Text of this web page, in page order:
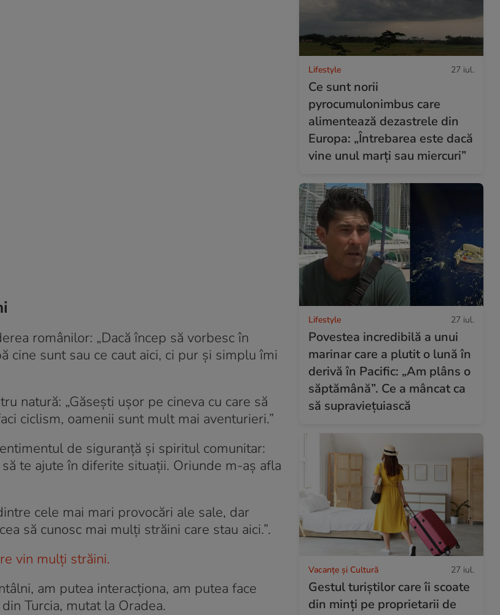
românilor: „Dacă încep să vorbesc în
cine sunt sau ce caut aici, ci pur şi simplu îmi
natură: „Găseşti uşor pe cineva cu care să
ciclism, oamenii sunt mult mai aventurieri.”
de siguranță și spiritul comunitar:
te ajute în diferite situaţii. Oriunde m-aş afla
cele mai mari provocări ale sale, dar
să cunosc mai mulţi străini care stau aici.”.
vin mulți străini.
am putea interacţiona, am putea face
Turcia, mutat la Oradea.
Lifestyle 27 iul.
Ce sunt norii
pyrocumulonimbus care
alimentează dezastrele din
Europa: „Întrebarea este dacă
vine unul marți sau miercuri”
Lifestyle 27 iul.
Povestea incredibilă a unui
marinar care a plutit o lună în
derivă în Pacific: „Am plâns o
săptămână”. Ce a mâncat ca
să supraviețuiască
Vacanțe și Cultură 27 iul.
Gestul turiștilor care îi scoate
din minți pe proprietarii de